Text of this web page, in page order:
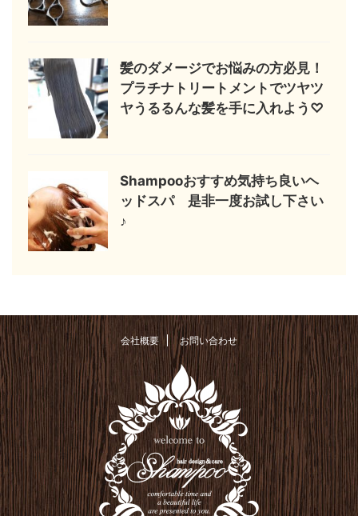
髪のダメージでお悩みの方必見！
プラチナトリートメントでツヤツ
ヤうるるんな髪を手に入れよう♡
Shampooおすすめ気持ち良いヘ
ッドスパ 是非一度お試し下さい
♪
会社概要 お問い合わせ